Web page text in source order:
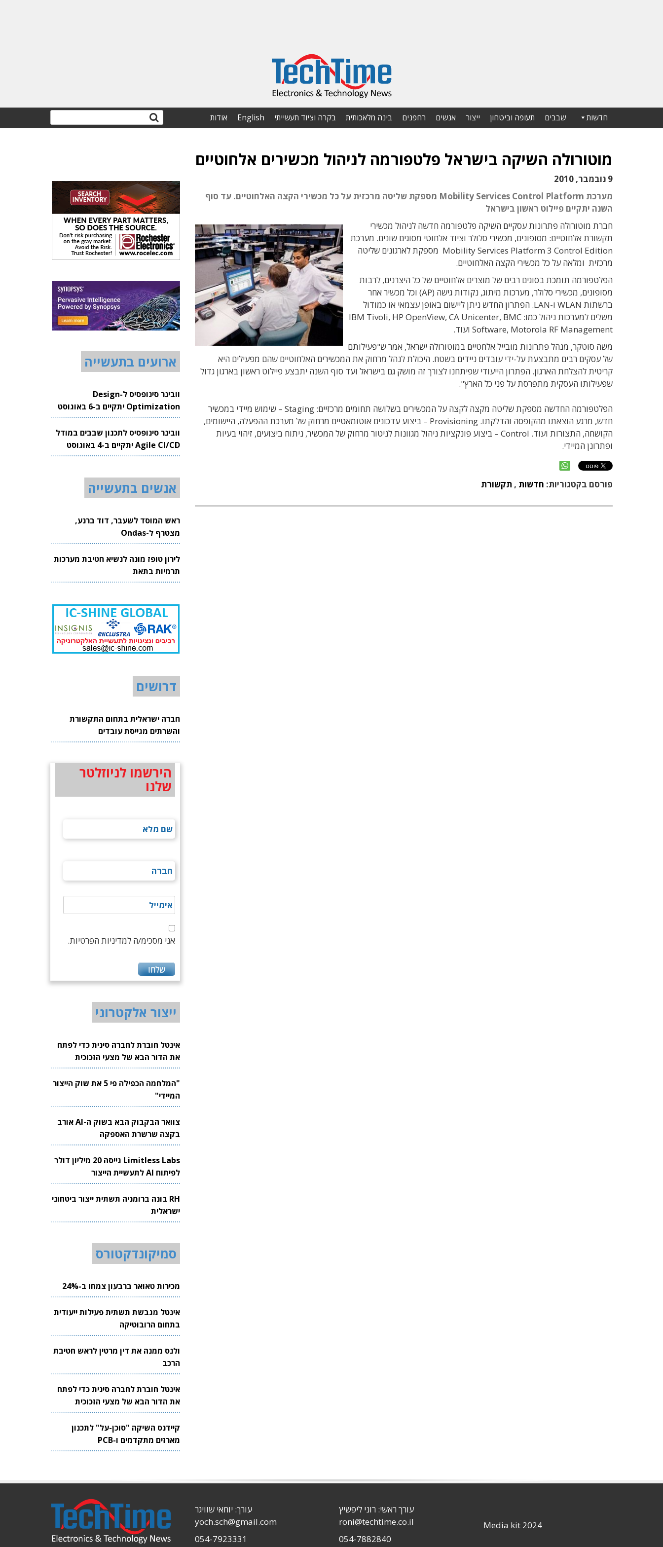
חדשות שבבים תעופה וביטחון ייצור אנשים רחפנים בינה מלאכותית בקרה וציוד תעשייתי English אודות
מוטורולה השיקה בישראל פלטפורמה לניהול מכשירים אלחוטיים
9 נובמבר, 2010
מערכת Mobility Services Control Platform מספקת שליטה מרכזית על כל מכשירי הקצה האלחוטיים. עד סוף
השנה יתקיים פיילוט ראשון בישראל
חברת מוטורולה פתרונות עסקיים השיקה פלטפורמה חדשה לניהול מכשירי
תקשורת אלחוטיים: מסופונים, מכשירי סלולר וציוד אלחוטי מסוגים שונים. מערכת
Mobility Services Platform 3 Control Edition מספקת לארגונים שליטה
מרכזית ומלאה על כל מכשירי הקצה האלחוטיים.
הפלטפורמה תומכת בסוגים רבים של מוצרים אלחוטיים של כל היצרנים, לרבות
מסופונים, מכשירי סלולר, מערכות מיתוג, נקודות גישה (AP) וכל מכשיר אחר
ברשתות WLAN ו-LAN. הפתרון החדש ניתן ליישום באופן עצמאי או כמודול
משלים למערכות ניהול כמו: IBM Tivoli, HP OpenView, CA Unicenter, BMC
Software, Motorola RF Management ועוד.
משה סוטקר, מנהל פתרונות מובייל אלחטיים במוטורולה ישראל, אמר ש"פעילותם
של עסקים רבים מתבצעת על-ידי עובדים ניידים בשטח. היכולת לנהל מרחוק את המכשירים האלחוטיים שהם מפעילים היא
קריטית להצלחת הארגון. הפתרון הייעודי שפיתחנו לצורך זה מושק גם בישראל ועד סוף השנה יתבצע פיילוט ראשון בארגון גדול
שפעילותו העסקית מתפרסת על פני כל הארץ".
הפלטפורמה החדשה מספקת שליטה מקצה לקצה על המכשירים בשלושה תחומים מרכזיים: Staging – שימוש מיידי במכשיר
חדש, מרגע הוצאתו מהקופסה והדלקתו. Provisioning – ביצוע עדכונים אוטומאטיים מרחוק של מערכת ההפעלה, היישומים,
הקושחה, התצורות ועוד. Control – ביצוע פונקציות ניהול מגוונות לניטור מרחוק של המכשיר, ניתוח ביצועים, זיהוי בעיות
ופתרונן המיידי.
פורסם בקטגוריות: חדשות , תקשורת
ארועים בתעשייה
וובינר סינופסיס ל-Design
Optimization יתקיים ב-6 באוגוסט
2026
וובינר סינופסיס לתכנון שבבים במודל
Agile CI/CD יתקיים ב-4 באוגוסט
2026
אנשים בתעשייה
ראש המוסד לשעבר, דוד ברנע,
מצטרף ל-Ondas
לירון טופז מונה לנשיא חטיבת מערכות
תרמיות בתאת
דרושים
חברה ישראלית בתחום התקשורת
והשרתים מגייסת עובדים
הירשמו לניוזלטר
שלנו
אני מסכימ/ה למדיניות הפרטיות.
ייצור אלקטרוני
אינטל חוברת לחברה סינית כדי לפתח
את הדור הבא של מצעי הזכוכית
לשבבים
"המלחמה הכפילה פי 5 את שוק הייצור
המיידי"
צוואר הבקבוק הבא בשוק ה-AI אורב
בקצה שרשרת האספקה
Limitless Labs גייסה 20 מיליון דולר
לפיתוח AI לתעשיית הייצור
RH בונה ברומניה תשתית ייצור ביטחוני
ישראלית
סמיקונדקטורס
מכירות טאואר ברבעון צמחו ב-24%
אינטל מגבשת תשתית פעילות ייעודית
בתחום הרובוטיקה
ולנס ממנה את דין מרטין לראש חטיבת
הרכב
אינטל חוברת לחברה סינית כדי לפתח
את הדור הבא של מצעי הזכוכית
לשבבים
קיידנס השיקה "סוכן-על" לתכנון
מארזים מתקדמים ו-PCB
Media kit 2024
עורך ראשי: רוני ליפשיץ
roni@techtime.co.il
054-7882840
עורך: יוחאי שוויגר
yoch.sch@gmail.com
054-7923331